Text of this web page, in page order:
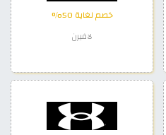
خصم لغاية 50%
لافيرن